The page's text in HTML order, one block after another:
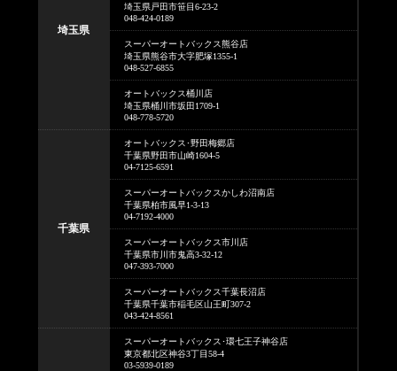
埼玉県
埼玉県戸田市笹目6-23-2
048-424-0189
スーパーオートバックス熊谷店
埼玉県熊谷市大字肥塚1355-1
048-527-6855
オートバックス桶川店
埼玉県桶川市坂田1709-1
048-778-5720
千葉県
オートバックス･野田梅郷店
千葉県野田市山崎1604-5
04-7125-6591
スーパーオートバックスかしわ沼南店
千葉県柏市風早1-3-13
04-7192-4000
スーパーオートバックス市川店
千葉県市川市鬼高3-32-12
047-393-7000
スーパーオートバックス千葉長沼店
千葉県千葉市稲毛区山王町307-2
043-424-8561
スーパーオートバックス･環七王子神谷店
東京都北区神谷3丁目58-4
03-5939-0189